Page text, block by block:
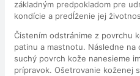
základným predpokladom pre
kondície a predĺženie jej
Čistením odstránime z povrchu
patinu a mastnotu. Následne na
suchý povrch kože nanesieme
prípravok. Ošetrovanie koženej